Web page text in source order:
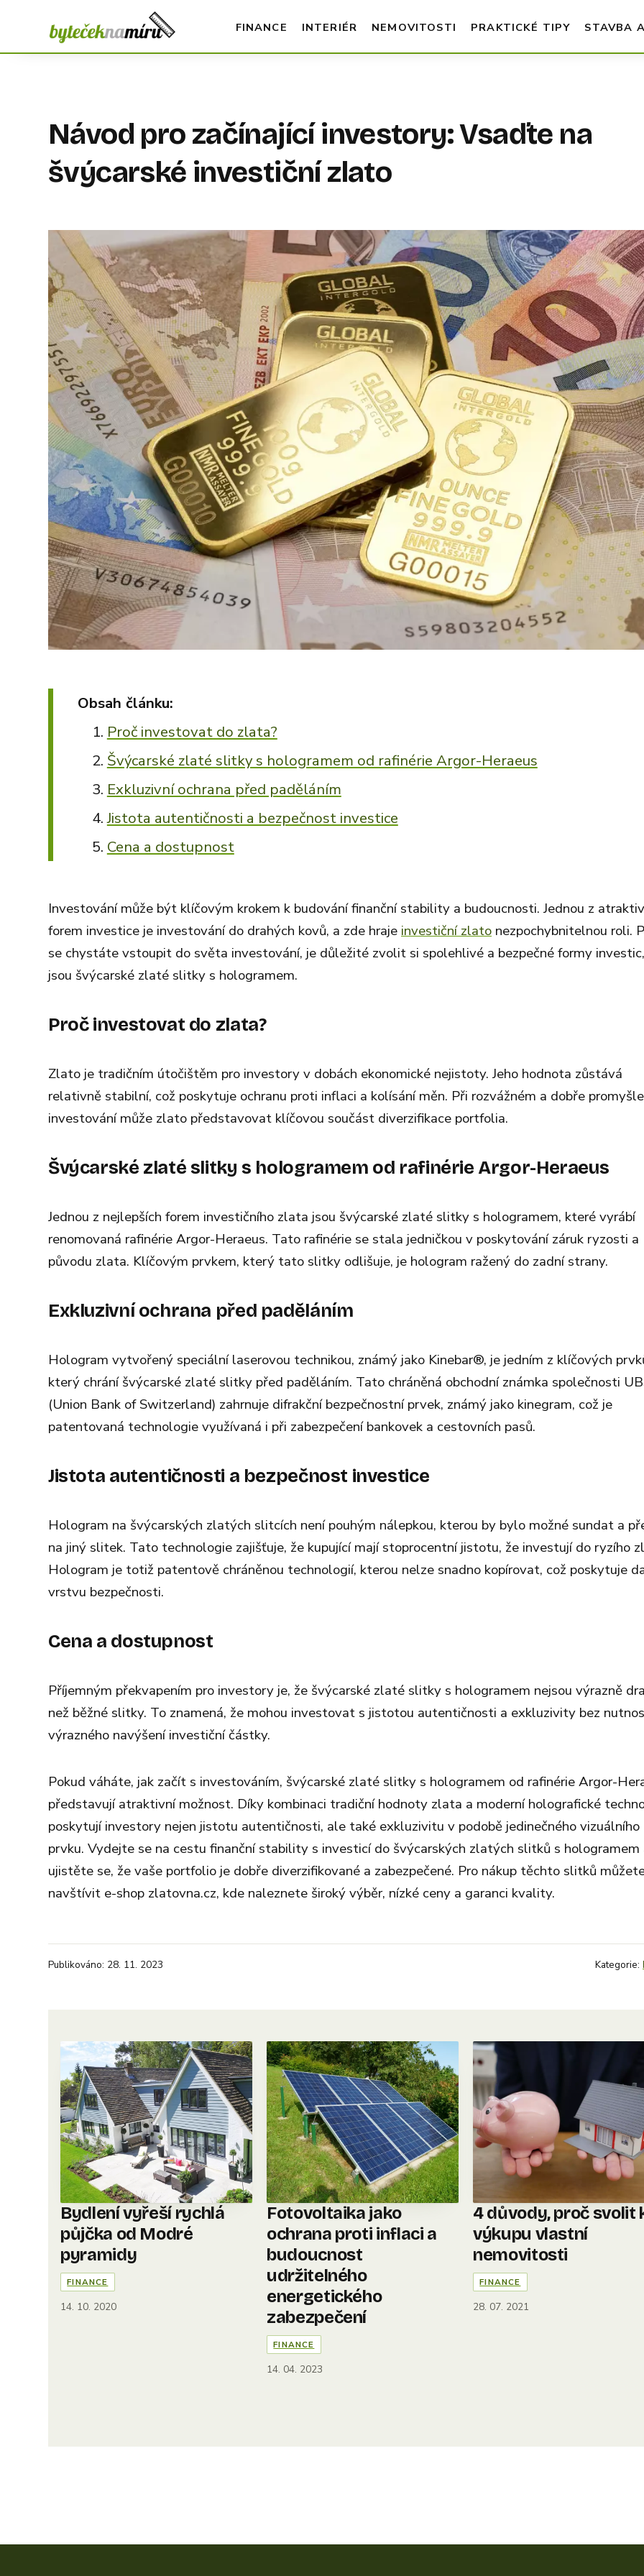
FINANCE INTERIÉR NEMOVITOSTI PRAKTICKÉ TIPY STAVBA
Návod pro začínající investory: Vsaďte na
švýcarské investiční zlato
Obsah článku:
Proč investovat do zlata?
Švýcarské zlaté slitky s hologramem od rafinérie Argor-Heraeus
Exkluzivní ochrana před paděláním
Jistota autentičnosti a bezpečnost investice
Cena a dostupnost
Investování může být klíčovým krokem k budování finanční stability a budoucnosti. Jednou z
forem investice je investování do drahých kovů, a zde hraje investiční zlato nezpochybnitelnou roli.
se chystáte vstoupit do světa investování, je důležité zvolit si spolehlivé a bezpečné formy
jsou švýcarské zlaté slitky s hologramem.
Proč investovat do zlata?
Zlato je tradičním útočištěm pro investory v dobách ekonomické nejistoty. Jeho hodnota zůstává
relativně stabilní, což poskytuje ochranu proti inflaci a kolísání měn. Při rozvážném a dobře
investování může zlato představovat klíčovou součást diverzifikace portfolia.
Švýcarské zlaté slitky s hologramem od rafinérie Argor-Heraeus
Jednou z nejlepších forem investičního zlata jsou švýcarské zlaté slitky s hologramem, které vyrábí
renomovaná rafinérie Argor-Heraeus. Tato rafinérie se stala jedničkou v poskytování záruk ryzosti a
původu zlata. Klíčovým prvkem, který tato slitky odlišuje, je hologram ražený do zadní strany.
Exkluzivní ochrana před paděláním
Hologram vytvořený speciální laserovou technikou, známý jako Kinebar®, je jedním z klíčových
který chrání švýcarské zlaté slitky před paděláním. Tato chráněná obchodní známka společnosti
(Union Bank of Switzerland) zahrnuje difrakční bezpečnostní prvek, známý jako kinegram, což je
patentovaná technologie využívaná i při zabezpečení bankovek a cestovních pasů.
Jistota autentičnosti a bezpečnost investice
Hologram na švýcarských zlatých slitcích není pouhým nálepkou, kterou by bylo možné sundat a
na jiný slitek. Tato technologie zajišťuje, že kupující mají stoprocentní jistotu, že investují do ryzího
Hologram je totiž patentově chráněnou technologií, kterou nelze snadno kopírovat, což poskytuje
vrstvu bezpečnosti.
Cena a dostupnost
Příjemným překvapením pro investory je, že švýcarské zlaté slitky s hologramem nejsou výrazně
než běžné slitky. To znamená, že mohou investovat s jistotou autentičnosti a exkluzivity bez
výrazného navýšení investiční částky.
Pokud váháte, jak začít s investováním, švýcarské zlaté slitky s hologramem od rafinérie Argor-
představují atraktivní možnost. Díky kombinaci tradiční hodnoty zlata a moderní holografické
poskytují investory nejen jistotu autentičnosti, ale také exkluzivitu v podobě jedinečného vizuálního
prvku. Vydejte se na cestu finanční stability s investicí do švýcarských zlatých slitků s hologramem
ujistěte se, že vaše portfolio je dobře diverzifikované a zabezpečené. Pro nákup těchto slitků
navštívit e-shop zlatovna.cz, kde naleznete široký výběr, nízké ceny a garanci kvality.
Publikováno: 28. 11. 2023 Kategorie:
Bydlení vyřeší rychlá
půjčka od Modré
pyramidy
FINANCE
14. 10. 2020
Fotovoltaika jako
ochrana proti inflaci a
budoucnost
udržitelného
energetického
zabezpečení
FINANCE
14. 04. 2023
4 důvody, proč svolit
výkupu vlastní
nemovitosti
FINANCE
28. 07. 2021